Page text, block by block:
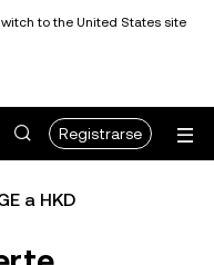
to the United States site
Registrarse
a HKD